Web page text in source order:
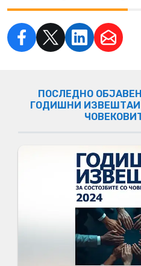
ПОСЛЕДНО
ГОДИШНИ ИЗВЕШТАИ